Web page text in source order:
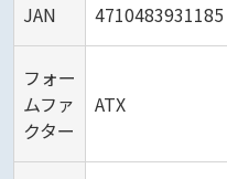
JAN 4710483931185
フォー
ムファ
クター
ATX